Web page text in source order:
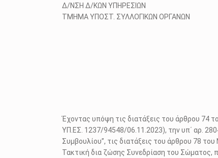
Δ/ΝΣΗ Δ/ΚΩΝ ΥΠΗΡΕΣΙΩΝ
ΤΜΗΜΑ ΥΠΟΣΤ. ΣΥΛΛΟΓΙΚΩΝ ΟΡΓΑΝΩΝ
Έχοντας υπόψη τις διατάξεις του άρθρου 74
ΥΠ.ΕΣ. 1237/94548/06.11.2023), την υπ΄ αρ.
Συμβουλίου”, τις διατάξεις του άρθρου 78
Τακτική δια ζώσης Συνεδρίαση του Σώματος,